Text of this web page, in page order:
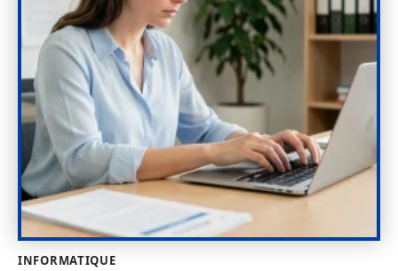
INFORMATIQUE